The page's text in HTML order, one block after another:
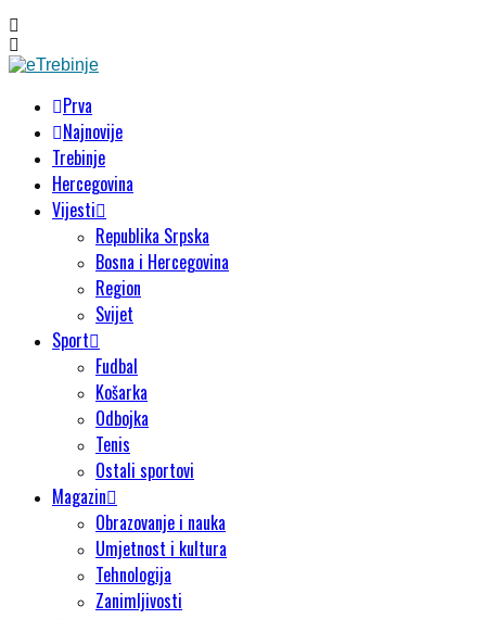
Prva
Najnovije
Trebinje
Hercegovina
Vijesti
Republika Srpska
Bosna i Hercegovina
Region
Svijet
Sport
Fudbal
Košarka
Odbojka
Tenis
Ostali sportovi
Magazin
Obrazovanje i nauka
Umjetnost i kultura
Tehnologija
Zanimljivosti